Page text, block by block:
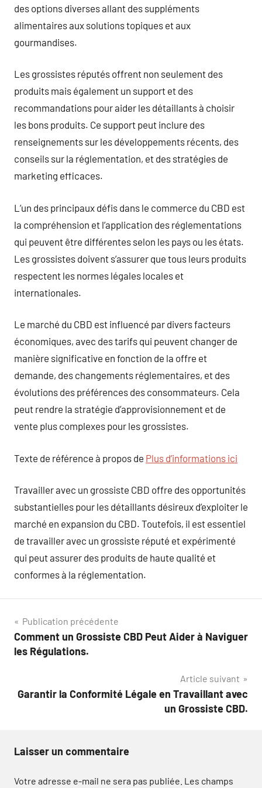
des options diverses allant des suppléments
alimentaires aux solutions topiques et aux
gourmandises.
Les grossistes réputés offrent non seulement des
produits mais également un support et des
recommandations pour aider les détaillants à choisir
les bons produits. Ce support peut inclure des
renseignements sur les développements récents, des
conseils sur la réglementation, et des stratégies de
marketing efficaces.
L’un des principaux défis dans le commerce du CBD est
la compréhension et l’application des réglementations
qui peuvent être différentes selon les pays ou les états.
Les grossistes doivent s’assurer que tous leurs produits
respectent les normes légales locales et
internationales.
Le marché du CBD est influencé par divers facteurs
économiques, avec des tarifs qui peuvent changer de
manière significative en fonction de la offre et
demande, des changements réglementaires, et des
évolutions des préférences des consommateurs. Cela
peut rendre la stratégie d’approvisionnement et de
vente plus complexes pour les grossistes.
Texte de référence à propos de Plus d’informations ici
Travailler avec un grossiste CBD offre des opportunités
substantielles pour les détaillants désireux d’exploiter le
marché en expansion du CBD. Toutefois, il est essentiel
de travailler avec un grossiste réputé et expérimenté
qui peut assurer des produits de haute qualité et
conformes à la réglementation.
Navigation
de
Publication précédente
Comment un Grossiste CBD Peut Aider à Naviguer
les Régulations.
Article suivant
Garantir la Conformité Légale en Travaillant avec
un Grossiste CBD.
Laisser un commentaire
Votre adresse e-mail ne sera pas publiée. Les champs